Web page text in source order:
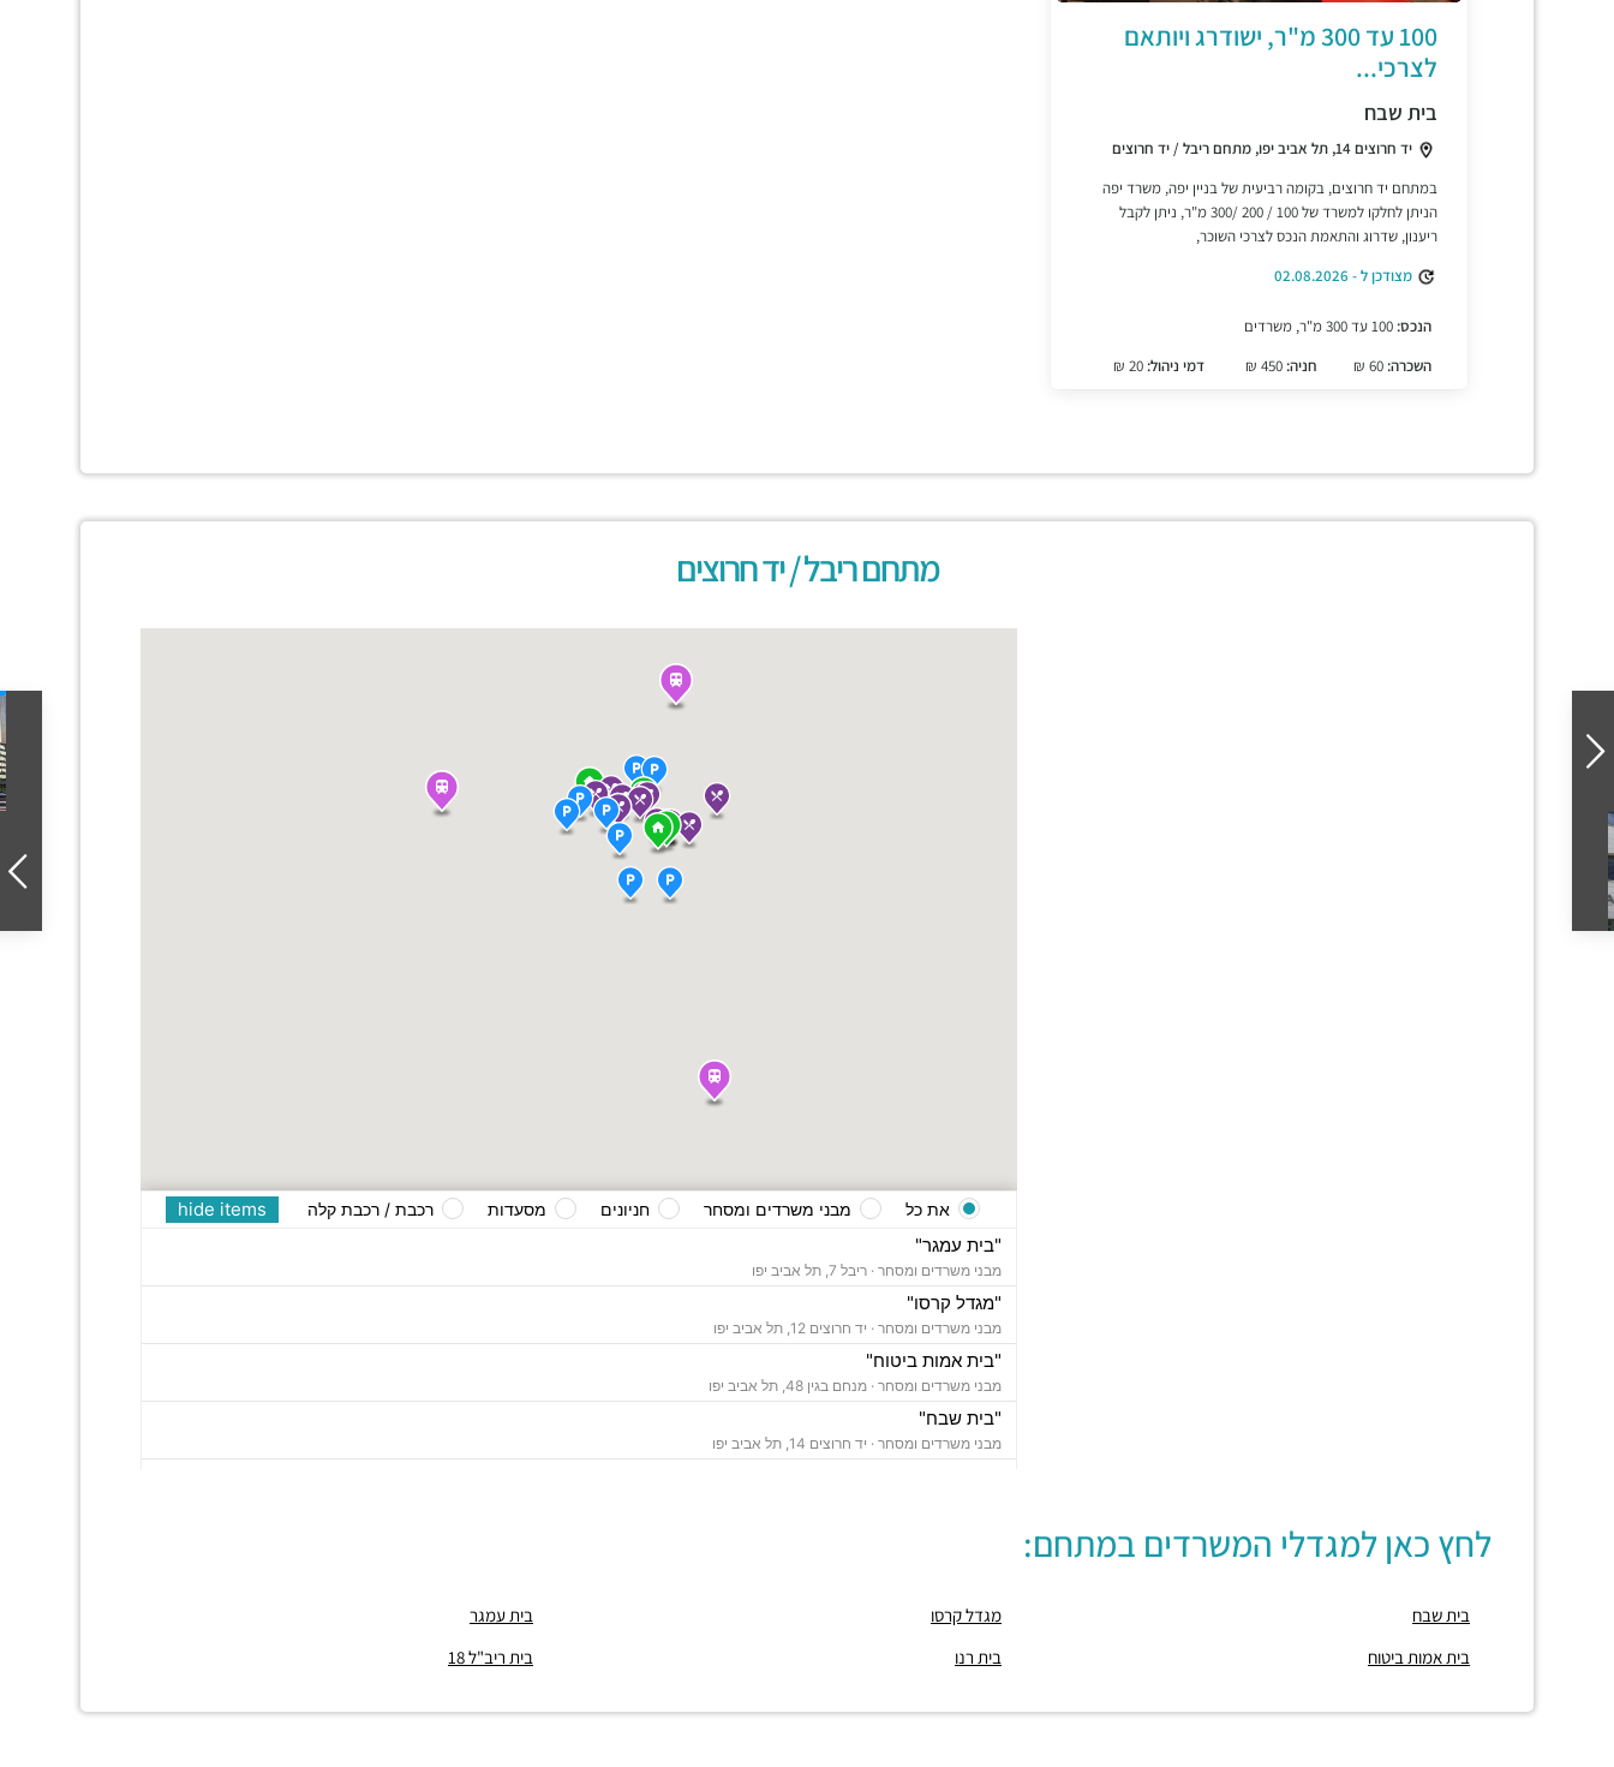
100 עד 300 מ"ר, ישודרג ויותאם
לצרכי...
בית שבח
יד חרוצים 14, תל אביב יפו, מתחם ריבל / יד חרוצים
במתחם יד חרוצים, בקומה רביעית של בניין יפה, משרד יפה
הניתן לחלקו למשרד של 100 / 200 /300 מ"ר, ניתן לקבל
ריענון, שדרוג והתאמת הנכס לצרכי השוכר,
מצודכן ל - 02.08.2026
הנכס:
השכרה:
חניה: דמי ניהול: 20 ₪
מתחם ריבל / יד חרוצים
"בית עמגר"
מבני משרדים ומסחר · ריבל 7, תל אביב יפו
"מגדל קרסו"
מבני משרדים ומסחר · יד חרוצים 12, תל אביב יפו
"בית אמות ביטוח"
מבני משרדים ומסחר · מנחם בגין 48, תל אביב יפו
"בית שבח"
מבני משרדים ומסחר · יד חרוצים 14, תל אביב יפו
חניונים ·3Q7M+C3 תל אביב יפו
חניון גרין פארקינג
חניון הצפירה 1
hide items את כל מבני משרדים ומסחר חניונים מסעדות רכבת / רכבת קלה
לחץ כאן למגדלי המשרדים במתחם:
בית שבח מגדל קרסו
בית עמגר
בית אמות ביטוח
בית רנו בית ריב"ל 18